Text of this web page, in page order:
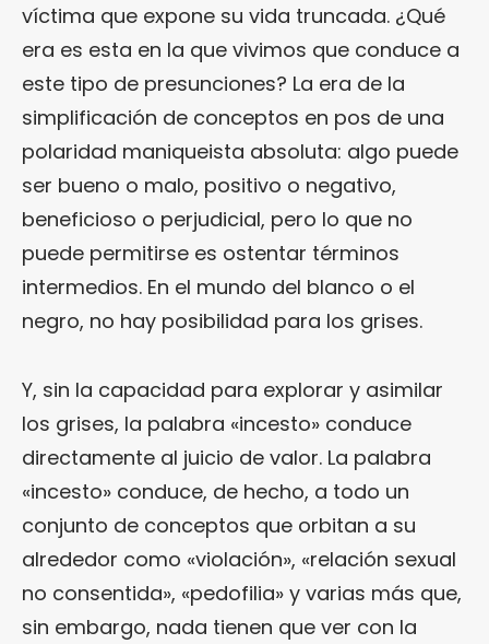
víctima que expone su vida truncada. ¿Qué
era es esta en la que vivimos que conduce a
este tipo de presunciones? La era de la
simplificación de conceptos en pos de una
polaridad maniqueista absoluta: algo puede
ser bueno o malo, positivo o negativo,
beneficioso o perjudicial, pero lo que no
puede permitirse es ostentar términos
intermedios. En el mundo del blanco o el
negro, no hay posibilidad para los grises.
Y, sin la capacidad para explorar y asimilar
los grises, la palabra «incesto» conduce
directamente al juicio de valor. La palabra
«incesto» conduce, de hecho, a todo un
conjunto de conceptos que orbitan a su
alrededor como «violación», «relación sexual
no consentida», «pedofilia» y varias más que,
sin embargo, nada tienen que ver con la